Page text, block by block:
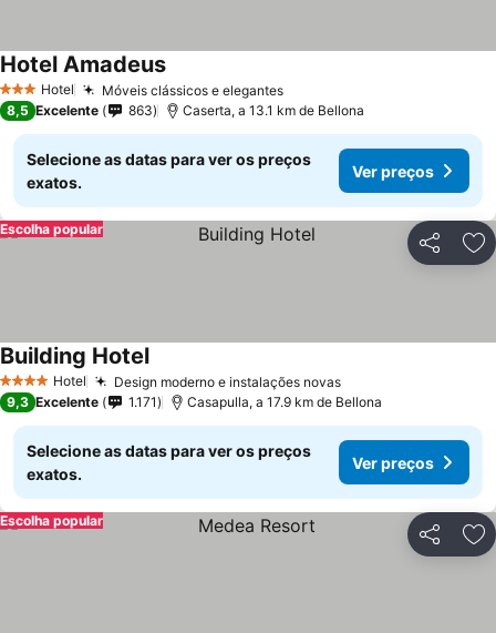
3 EstrelasHotel Móveis clássicos e elegantes
Hotel Amadeus
8,5 Excelente 863 Caserta, a 13.1 km de Bellona
Selecione as datas para ver os preços
exatos.
Ver preços
Partilhar
Escolha popular
4 EstrelasHotel Design moderno e instalações novas
Building Hotel
9,3 Excelente 1.171 Casapulla, a 17.9 km de Bellona
Selecione as datas para ver os preços
exatos.
Ver preços
Partilhar
Escolha popular